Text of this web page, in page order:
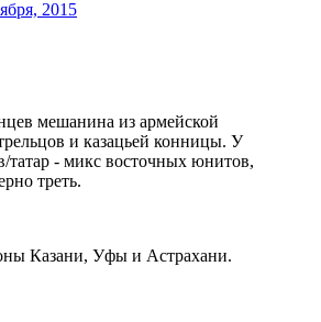
2015
мешанина из армейской
и казацьей конницы. У
татар - микс восточных юнитов,
треть.
Казани, Уфы и Астрахани.